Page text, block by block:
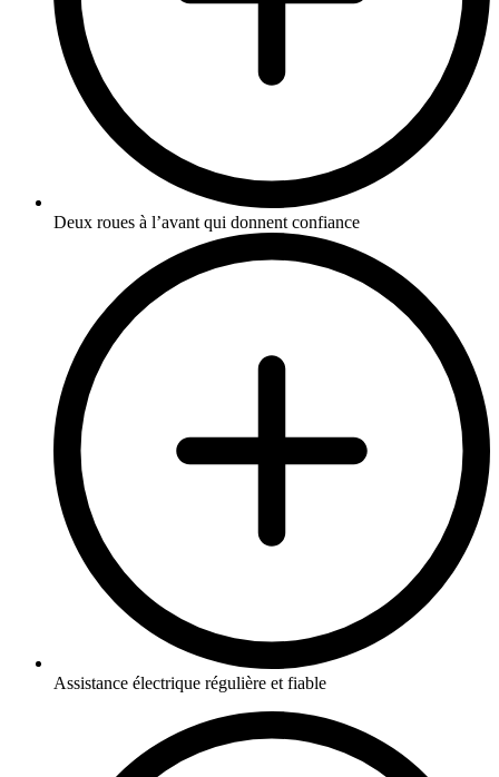
Deux roues à l’avant qui donnent confiance
Assistance électrique régulière et fiable